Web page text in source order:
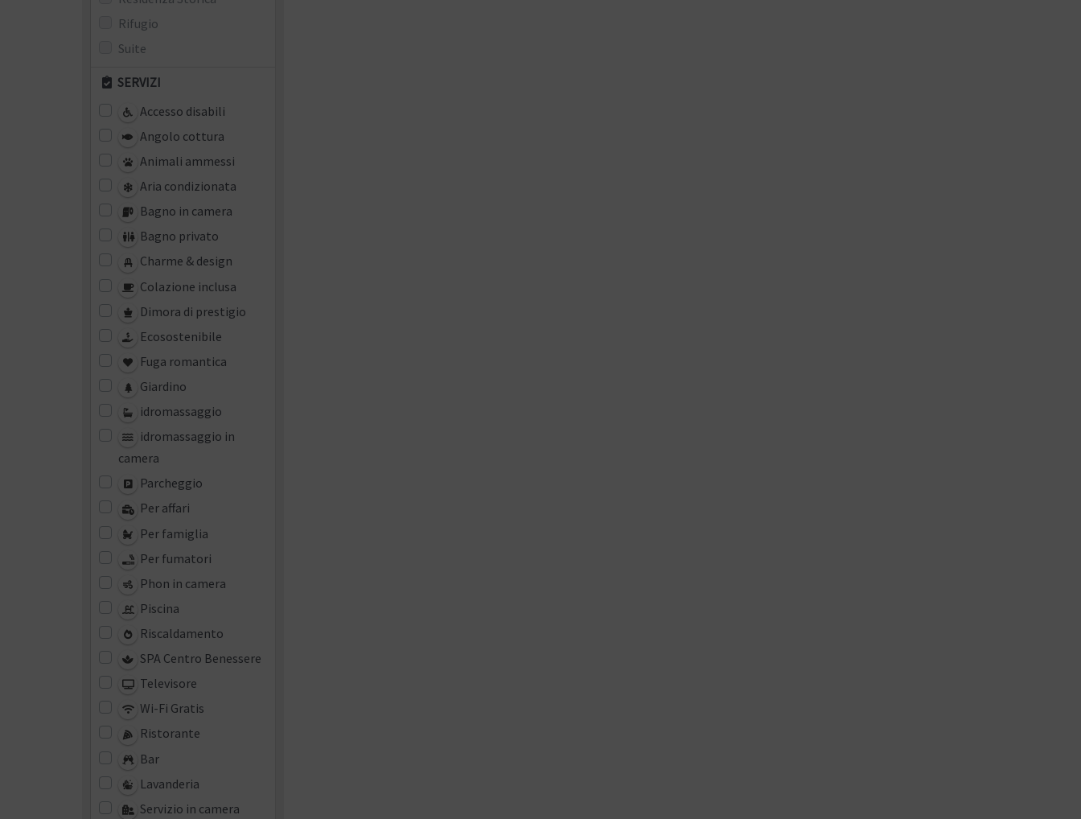
Rifugio
Suite
SERVIZI
Accesso disabili
Angolo cottura
Animali ammessi
Aria condizionata
Bagno in camera
Bagno privato
Charme & design
Colazione inclusa
Dimora di prestigio
Ecosostenibile
Fuga romantica
Giardino
idromassaggio
idromassaggio in
camera
Parcheggio
Per affari
Per famiglia
Per fumatori
Phon in camera
Piscina
Riscaldamento
SPA Centro Benessere
Televisore
Wi-Fi Gratis
Ristorante
Bar
Lavanderia
Servizio in camera